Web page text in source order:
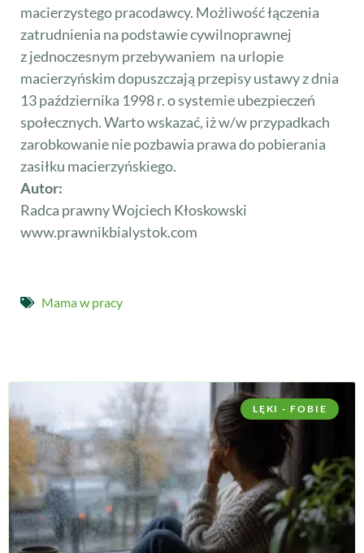
macierzystego pracodawcy. Możliwość łączenia
zatrudnienia na podstawie cywilnoprawnej
z jednoczesnym przebywaniem na urlopie
macierzyńskim dopuszczają przepisy ustawy z dnia
13 października 1998 r. o systemie ubezpieczeń
społecznych. Warto wskazać, iż w/w przypadkach
zarobkowanie nie pozbawia prawa do pobierania
zasiłku macierzyńskiego.
Autor:
Radca prawny Wojciech Kłoskowski
www.prawnikbialystok.com
Mama w pracy
LĘKI - FOBIE